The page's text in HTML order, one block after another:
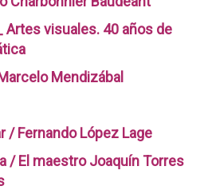
Artes visuales. 40 años de
Mendizábal
Fernando López Lage
/ El maestro Joaquín Torres